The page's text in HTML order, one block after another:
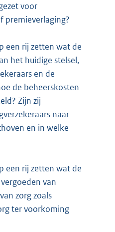
voor
premieverlaging?
een rij zetten wat de
het huidige stelsel,
en de
de beheerskosten
Zijn zij
naar
en in welke
een rij zetten wat de
van
zorg zoals
ter voorkoming